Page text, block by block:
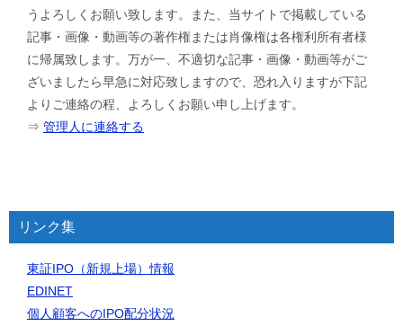
うよろしくお願い致します。また、当サイトで掲載している
記事・画像・動画等の著作権または肖像権は各権利所有者様
に帰属致します。万が一、不適切な記事・画像・動画等がご
ざいましたら早急に対応致しますので、恐れ入りますが下記
よりご連絡の程、よろしくお願い申し上げます。
⇒ 管理人に連絡する
リンク集
東証IPO（新規上場）情報
EDINET
個人顧客へのIPO配分状況